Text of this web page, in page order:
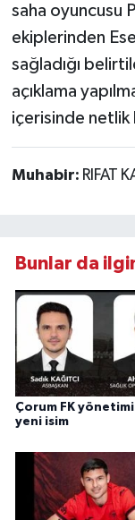
saha oyuncusu
ekiplerinden
sağladığı
açıklama
içerisinde netlik
Muhabir: RIFAT
Bunlar da
Çorum FK
yeni isim